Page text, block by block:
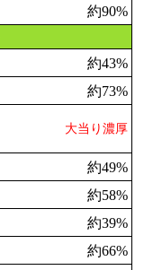
約90%
約43%
約73%
大当り濃厚
約49%
約58%
約39%
約66%